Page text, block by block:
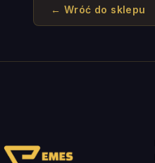
← Wróć do sklepu